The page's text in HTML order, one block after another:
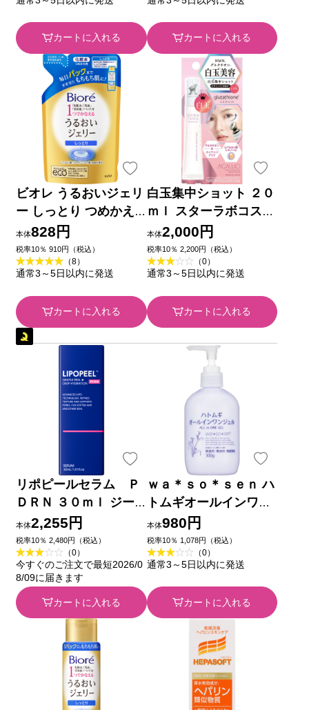
カートに入れる カートに入れる
ビオレ うるおいジェリ
ー しっとり つめかえ
用 １６０ｍｌ 花王
本体828円
税率10％ 910円（税込）
（8）
通常3～5日以内に発送
カートに入れる
白玉集中ショット ２０
ｍｌ スターラボコスメ
ティックス
本体2,000円
税率10％ 2,200円（税込）
（0）
通常3～5日以内に発送
カートに入れる
リポピールセラム Ｐ
ＤＲＮ ３０ｍｌ ジー
ン
本体2,255円
税率10％ 2,480円（税込）
（0）
今すぐのご注文で最短2026/0
8/09に届きます
カートに入れる
ｗａ＊ｓｏ＊ｓｅｎ ハ
トムギオールインワン
ジェル ３００ｍｌ 岡
インターナショナル
本体980円
税率10％ 1,078円（税込）
（0）
通常3～5日以内に発送
カートに入れる